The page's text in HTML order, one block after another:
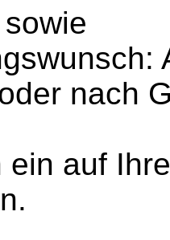
nach
ein auf